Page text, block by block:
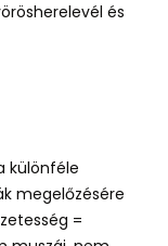
és
különféle
megelőzésére
=